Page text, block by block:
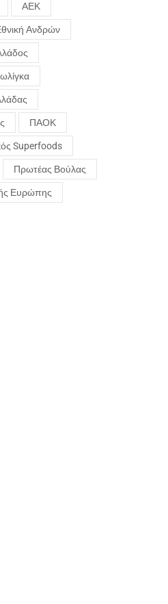
ΑΕΚ
Ανδρών
ΠΑΟΚ
Superfoods
Πρωτέας Βούλας
Ευρώπης